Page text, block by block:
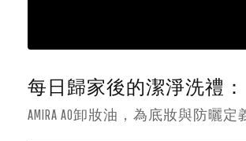
每日歸家後的潔淨洗禮：
AMIRA AO卸妝油，為底妝與防曬